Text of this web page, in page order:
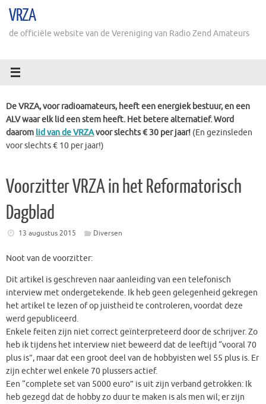
naarVRZA
de officiële website van de Vereniging van Radio Zend Amateurs
De VRZA, voor radioamateurs, heeft een energiek bestuur, en een
ALV waar elk lid een stem heeft. Het betere alternatief. Word
daarom lid van de VRZAvoor slechts € 30 per jaar! (En gezinsleden
voor slechts € 10 per jaar!)
Voorzitter VRZA in het Reformatorisch
Dagblad
13 augustus 2015 Diversen
Noot van de voorzitter:
Dit artikel is geschreven naar aanleiding van een telefonisch
interview met ondergetekende. Ik heb geen gelegenheid gekregen
het artikel te lezen of op juistheid te controleren, voordat deze
werd gepubliceerd.
Enkele feiten zijn niet correct geïnterpreteerd door de schrijver. Zo
heb ik tijdens het interview niet beweerd dat de leeftijd “vooral 70
plus is”, maar dat een groot deel van de hobbyisten wel 55 plus is. Er
zijn echter wel enkele 70 plussers actief.
Een “complete set van 5000 euro” is uit zijn verband getrokken: Ik
heb gezegd dat de hobby zo duur te maken is als men wil; er zijn